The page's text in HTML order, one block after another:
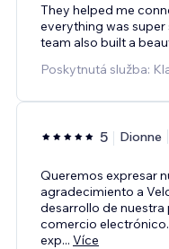
They helped me
everything was
team also built a
Poskytnutá služba:
5 Dionne
Queremos expresar
agradecimiento a
desarrollo de
comercio
exp... Více